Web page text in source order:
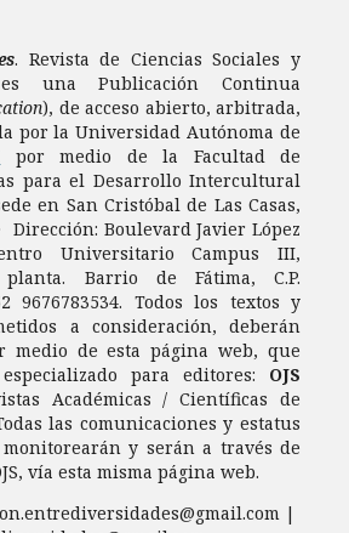
. Revista de Ciencias Sociales y
es una Publicación Continua
), de acceso abierto, arbitrada,
por la Universidad Autónoma de
por medio de la Facultad de
para el Desarrollo Intercultural
en San Cristóbal de Las Casas,
Dirección: Boulevard Javier López
Universitario Campus III,
Barrio de Fátima, C.P.
9676783534. Todos los textos y
a consideración, deberán
medio de esta página web, que
para editores: OJS
Académicas / Científicas de
las comunicaciones y estatus
y serán a través de
vía esta misma página web.
|